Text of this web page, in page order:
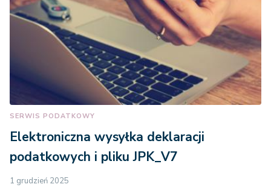
SERWIS PODATKOWY
Elektroniczna wysyłka deklaracji
podatkowych i pliku JPK_V7
1 grudzień 2025